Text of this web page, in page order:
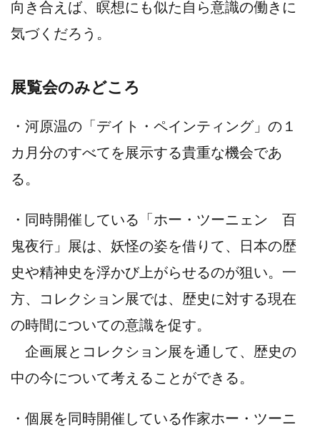
向き合えば、瞑想にも似た自ら意識の働きに
気づくだろう。
展覧会のみどころ
・河原温の「デイト・ペインティング」の１
カ月分のすべてを展示する貴重な機会であ
る。
・同時開催している「ホー・ツーニェン 百
鬼夜行」展は、妖怪の姿を借りて、日本の歴
史や精神史を浮かび上がらせるのが狙い。一
方、コレクション展では、歴史に対する現在
の時間についての意識を促す。
企画展とコレクション展を通して、歴史の
中の今について考えることができる。
・個展を同時開催している作家ホー・ツーニ